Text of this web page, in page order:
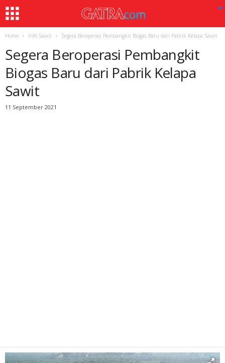
Home Info Sawit Segera Beroperasi Pembangkit Biogas Baru dari Pabrik Kelapa Sawit
Segera Beroperasi Pembangkit
Biogas Baru dari Pabrik Kelapa
Sawit
11 September 2021